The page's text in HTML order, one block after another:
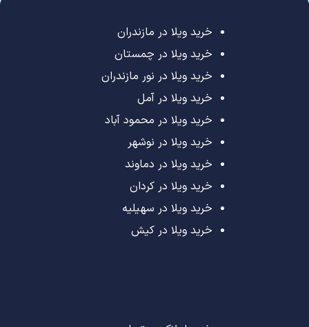
خرید ویلا در مازندران
خرید ویلا در چمستان
خرید ویلا در نور مازندران
خرید ویلا در آمل
خرید ویلا در محمود آباد
خرید ویلا در نوشهر
خرید ویلا در دماوند
خرید ویلا در کردان
خرید ویلا در سهیلیه
خرید ویلا در کیش